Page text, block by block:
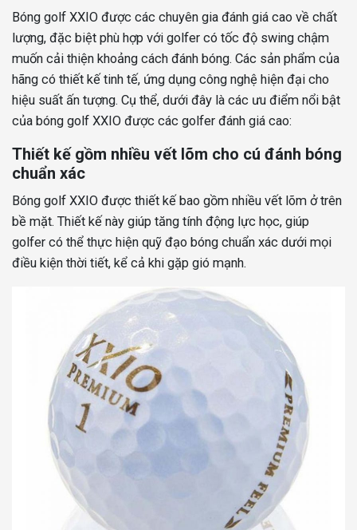
Bóng golf XXIO được các chuyên gia đánh giá cao về chất
lượng, đặc biệt phù hợp với golfer có tốc độ swing chậm
muốn cải thiện khoảng cách đánh bóng. Các sản phẩm của
hãng có thiết kế tinh tế, ứng dụng công nghệ hiện đại cho
hiệu suất ấn tượng. Cụ thể, dưới đây là các ưu điểm nổi bật
của bóng golf XXIO được các golfer đánh giá cao:
Thiết kế gồm nhiều vết lõm cho cú đánh bóng
chuẩn xác
Bóng golf XXIO được thiết kế bao gồm nhiều vết lõm ở trên
bề mặt. Thiết kế này giúp tăng tính động lực học, giúp
golfer có thể thực hiện quỹ đạo bóng chuẩn xác dưới mọi
điều kiện thời tiết, kể cả khi gặp gió mạnh.